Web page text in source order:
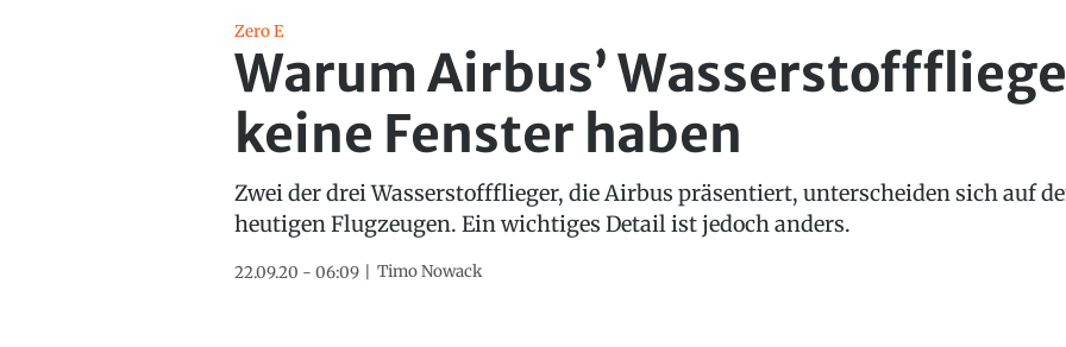
Zero E
Warum Airbus’
keine Fenster haben
Zwei der drei Wasserstoffflieger, die Airbus präsentiert, unterscheiden sich auf
heutigen Flugzeugen. Ein wichtiges Detail ist jedoch anders.
22.09.20 - 06:09 Timo Nowack